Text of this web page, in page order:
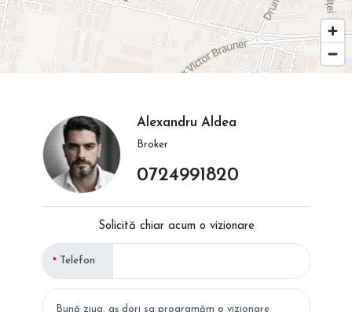
Alexandru Aldea
Broker
0724991820
Solicită chiar acum o vizionare
Telefon